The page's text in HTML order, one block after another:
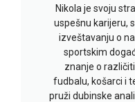
Nikola je svoju
uspešnu karijeru,
izveštavanju o
sportskim
znanje o
fudbalu, košarci i
pruži dubinske